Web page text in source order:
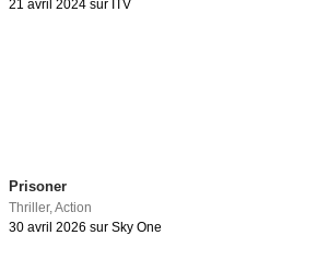
21 avril 2024 sur ITV
Prisoner
Thriller,Action
30 avril 2026 sur Sky One